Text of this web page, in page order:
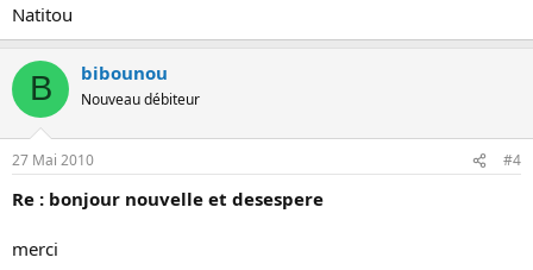
Natitou
B bibounou
Nouveau débiteur
27 Mai 2010 #4
Re : bonjour nouvelle et desespere
merci